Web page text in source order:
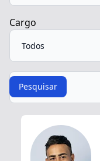
Cargo
Procurar
Pesquisar